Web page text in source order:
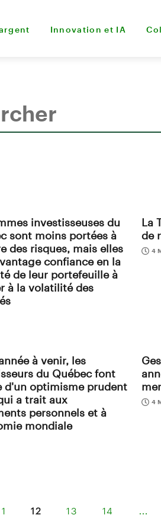
Innovation et IA
investisseuses du
sont moins portées à
des risques, mais elles
confiance en la
de leur portefeuille à
à la volatilité des
La
de
4
à venir, les
du Québec font
d'un optimisme prudent
a trait aux
personnels et à
mondiale
4
12 13 14